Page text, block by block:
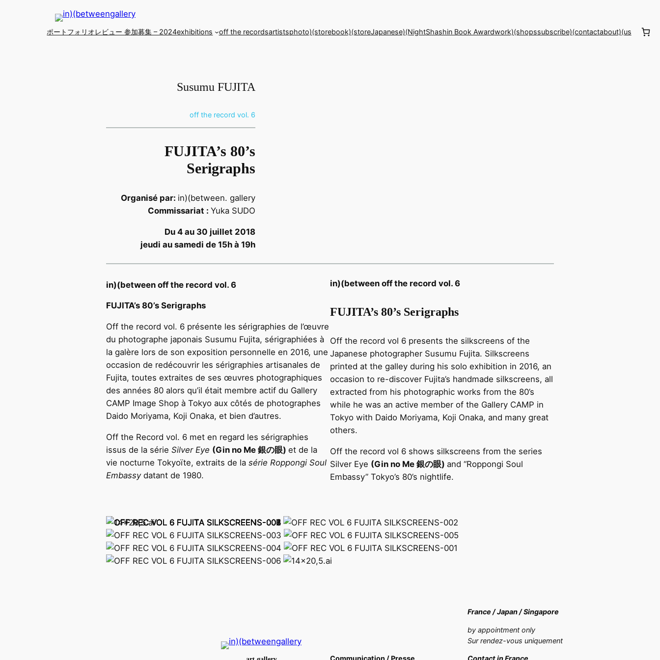
ポートフォリオレビュー 参加募集 – 2024exhibitions off the recordsartistsphoto)(storebook)(storeJapanese)(NightShashin Book Awardwork)(shopssubscribe)(contactabout)(us
Susumu FUJITA
off the record vol. 6
FUJITA’s 80’s
Serigraphs
Organisé par: in)(between. gallery
Commissariat : Yuka SUDO
Du 4 au 30 juillet 2018
jeudi au samedi de 15h à 19h
in)(between off the record vol. 6
FUJITA’s 80’s Serigraphs
Off the record vol. 6 présente les sérigraphies de l’œuvre
du photographe japonais Susumu Fujita, sérigraphiées à
la galère lors de son exposition personnelle en 2016, une
occasion de redécouvrir les sérigraphies artisanales de
Fujita, toutes extraites de ses œuvres photographiques
des années 80 alors qu’il était membre actif du Gallery
CAMP Image Shop à Tokyo aux côtés de photographes
Daido Moriyama, Koji Onaka, et bien d’autres.
Off the Record vol. 6 met en regard les sérigraphies
issus de la série Silver Eye (Gin no Me 銀の眼) et de la
vie nocturne Tokyoïte, extraits de la série Roppongi Soul
Embassydatant de 1980.
in)(between off the record vol. 6
FUJITA’s 80’s Serigraphs
Off the record vol 6 presents the silkscreens of the
Japanese photographer Susumu Fujita. Silkscreens
printed at the galley during his solo exhibition in 2016, an
occasion to re-discover Fujita’s handmade silkscreens, all
extracted from his photographic works from the 80’s
while he was an active member of the Gallery CAMP in
Tokyo with Daido Moriyama, Koji Onaka, and many great
others.
Off the record vol 6 shows silkscreens from the series
Silver Eye (Gin no Me 銀の眼) and “Roppongi Soul
Embassy” Tokyo’s 80’s nightlife.
France /Japan /Singapore
by appointment only
Sur rendez-vous uniquement